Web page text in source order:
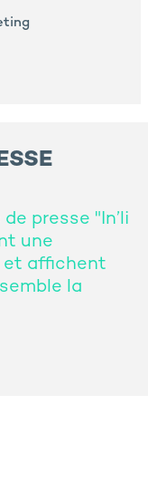
presse "In’li
une
et affichent
la